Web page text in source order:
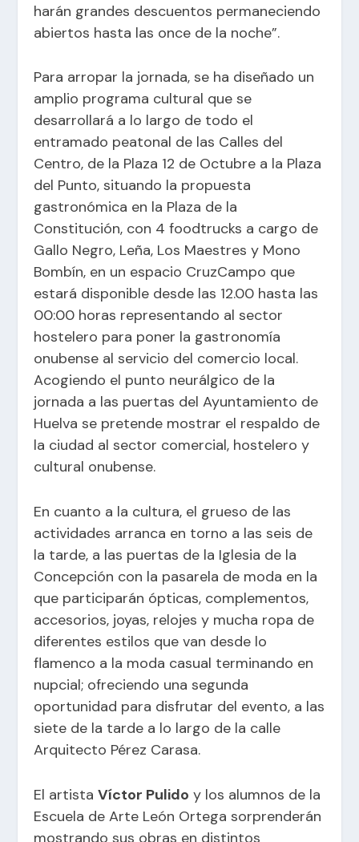
harán grandes descuentos permaneciendo
abiertos hasta las once de la noche”.
Para arropar la jornada, se ha diseñado un
amplio programa cultural que se
desarrollará a lo largo de todo el
entramado peatonal de las Calles del
Centro, de la Plaza 12 de Octubre a la Plaza
del Punto, situando la propuesta
gastronómica en la Plaza de la
Constitución, con 4 foodtrucks a cargo de
Gallo Negro, Leña, Los Maestres y Mono
Bombín, en un espacio CruzCampo que
estará disponible desde las 12.00 hasta las
00:00 horas representando al sector
hostelero para poner la gastronomía
onubense al servicio del comercio local.
Acogiendo el punto neurálgico de la
jornada a las puertas del Ayuntamiento de
Huelva se pretende mostrar el respaldo de
la ciudad al sector comercial, hostelero y
cultural onubense.
En cuanto a la cultura, el grueso de las
actividades arranca en torno a las seis de
la tarde, a las puertas de la Iglesia de la
Concepción con la pasarela de moda en la
que participarán ópticas, complementos,
accesorios, joyas, relojes y mucha ropa de
diferentes estilos que van desde lo
flamenco a la moda casual terminando en
nupcial; ofreciendo una segunda
oportunidad para disfrutar del evento, a las
siete de la tarde a lo largo de la calle
Arquitecto Pérez Carasa.
El artistaVíctor Pulido y los alumnos de la
Escuela de Arte León Ortega sorprenderán
mostrando sus obras en distintos